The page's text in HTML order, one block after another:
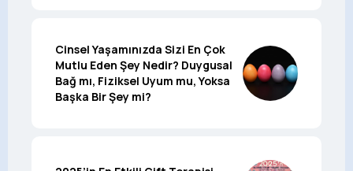
Cinsel Yaşamınızda Sizi En Çok
Mutlu Eden Şey Nedir? Duygusal
Bağ mı, Fiziksel Uyum mu, Yoksa
Başka Bir Şey mi?